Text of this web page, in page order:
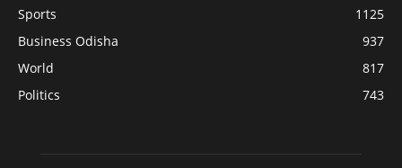
Sports
1125
Business Odisha
937
World
817
Politics
743